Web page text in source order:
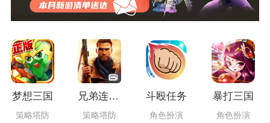
梦想三国
策略塔防
兄弟连3：战争之子
策略塔防
斗殴任务
角色扮演
暴打三国
角色扮演